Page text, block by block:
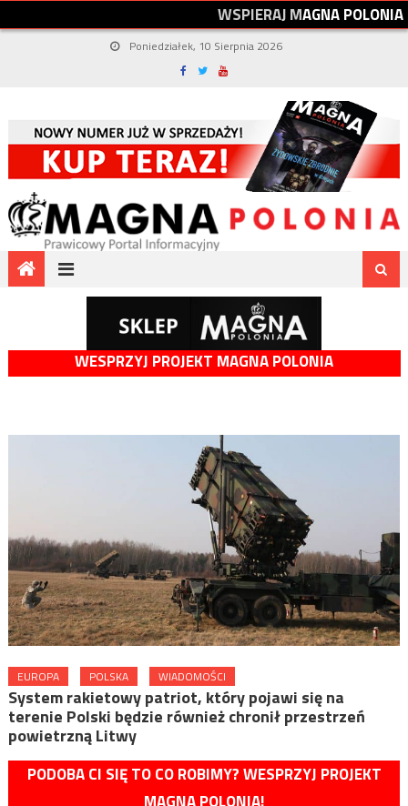
WSPIERAJMAGNAPOLONIA
Poniedziałek, 10 Sierpnia 2026
WESPRZYJ PROJEKT MAGNA POLONIA
EUROPA POLSKA WIADOMOŚCI
System rakietowy patriot, który pojawi się na
terenie Polski będzie również chronił przestrzeń
powietrzną Litwy
PODOBA CI SIĘ TO CO ROBIMY? WESPRZYJ PROJEKT